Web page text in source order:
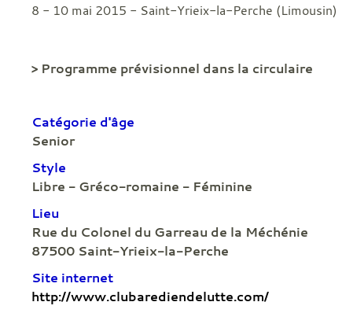
8 - 10 mai 2015 - Saint-Yrieix-la-Perche (Limousin)
> Programme prévisionnel dans la circulaire
Catégorie d'âge
Senior
Style
Libre - Gréco-romaine - Féminine
Lieu
Rue du Colonel du Garreau de la Méchénie
87500 Saint-Yrieix-la-Perche
Site internet
http://www.clubarediendelutte.com/